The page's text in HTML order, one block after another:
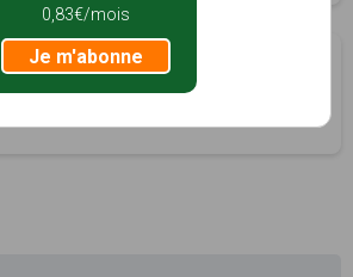
à 6km
(37)
0,83€/mois
Je m'abonne